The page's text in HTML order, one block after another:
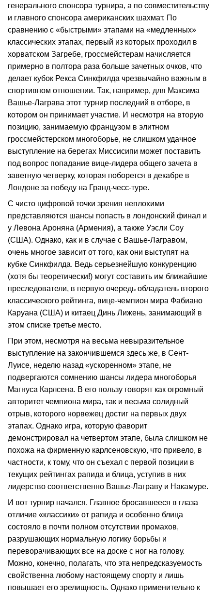
генерального спонсора турнира, а по совместительству
и главного спонсора американских шахмат. По
сравнению с «быстрыми» этапами на «медленных»
классических этапах, первый из которых проходил в
хорватском Загребе, гроссмейстерам начисляется
примерно в полтора раза больше зачетных очков, что
делает кубок Рекса Синкфилда чрезвычайно важным в
спортивном отношении. Так, например, для Максима
Вашье-Лаграва этот турнир последний в отборе, в
котором он принимает участие. И несмотря на вторую
позицию, занимаемую французом в элитном
гроссмейстерском многоборье, не слишком удачное
выступление на берегах Миссисипи может поставить
под вопрос попадание вице-лидера общего зачета в
заветную четверку, которая поборется в декабре в
Лондоне за победу на Гранд-чесс-туре.
С чисто цифровой точки зрения неплохими
представляются шансы попасть в лондонский финал и
у Левона Ароняна (Армения), а также Уэсли Соу
(США). Однако, как и в случае с Вашье-Лагравом,
очень многое зависит от того, как они выступят на
кубке Синкфилда. Ведь серьезнейшую конкуренцию
(хотя бы теоретически!) могут составить им ближайшие
преследователи, в первую очередь обладатель второго
классического рейтинга, вице-чемпион мира Фабиано
Каруана (США) и китаец Динь Лижень, занимающий в
этом списке третье место.
При этом, несмотря на весьма невыразительное
выступление на закончившемся здесь же, в Сент-
Луисе, неделю назад «ускоренном» этапе, не
подвергаются сомнению шансы лидера многоборья
Магнуса Карлсена. В его пользу говорят как огромный
авторитет чемпиона мира, так и весьма солидный
отрыв, которого норвежец достиг на первых двух
этапах. Однако игра, которую фаворит
демонстрировал на четвертом этапе, была слишком не
похожа на фирменную карлсеновскую, что привело, в
частности, к тому, что он съехал с первой позиции в
текущих рейтингах рапида и блица, уступив в них
лидерство соответственно Вашье-Лаграву и Накамуре.
И вот турнир начался. Главное бросавшееся в глаза
отличие «классики» от рапида и особенно блица
состояло в почти полном отсутствии промахов,
разрушающих нормальную логику борьбы и
переворачивающих все на доске с ног на голову.
Можно, конечно, полагать, что эта непредсказуемость
свойственна любому настоящему спорту и лишь
повышает его зрелищность. Однако применительно к